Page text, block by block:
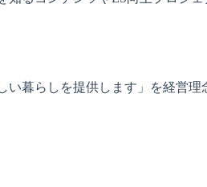
暮らしを提供します」を経営